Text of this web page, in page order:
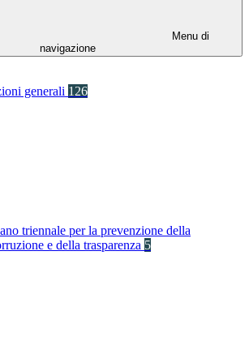
Menu di
navigazione
generali 126
triennale per la prevenzione della
e della trasparenza 5